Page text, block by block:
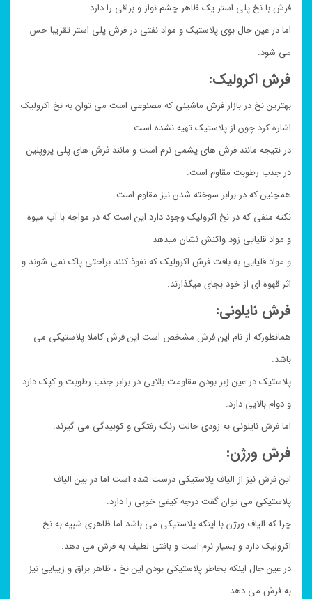
فرش با نخ پلی استر یک ظاهر چشم نواز و براقی را دارد.
اما در عین حال بوی پلاستیک و مواد نفتی در فرش پلی استر تقریبا حس
می شود.
فرش اکرولیک:
بهترین نخ در بازار فرش ماشینی که مصنوعی است می توان به نخ اکرولیک
اشاره کرد چون از پلاستیک تهیه نشده است.
در نتیجه مانند فرش های پشمی نرم است و مانند فرش های پلی پروپلین
در جذب رطوبت مقاوم است.
همچنین که در برابر سوخته شدن نیز مقاوم است.
نکته منفی که در نخ اکرولیک وجود دارد این است که در مواجه با آب میوه
و مواد قلیایی زود واکنش نشان میدهد
و مواد قلیایی به بافت فرش اکرولیک که نفوذ کنند براحتی پاک نمی شوند و
اثر قهوه ای از خود بجای میگذارند.
فرش نایلونی:
همانطورکه از نام این فرش مشخص است این فرش کاملا پلاستیکی می
باشد.
پلاستیک در عین زبر بودن مقاومت بالایی در برابر جذب رطوبت و کپک دارد
و دوام بالایی دارد.
اما فرش نایلونی به زودی حالت رنگ رفتگی و کوبیدگی می گیرند.
فرش ورژن:
این فرش نیز از الیاف پلاستیکی درست شده است اما در بین الیاف
پلاستیکی می توان گفت درجه کیفی خوبی را دارد.
چرا که الیاف ورژن با اینکه پلاستیکی می باشد اما ظاهری شبیه به نخ
اکرولیک دارد و بسیار نرم است و بافتی لطیف به فرش می دهد.
در عین حال اینکه بخاطر پلاستیکی بودن این نخ ، ظاهر براق و زیبایی نیز
به فرش می دهد.